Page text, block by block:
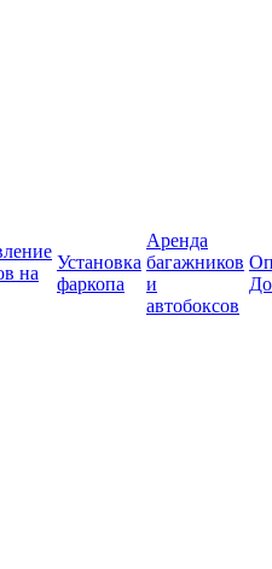
на
Установка
фаркопа
Аренда
багажников
и
автобоксов